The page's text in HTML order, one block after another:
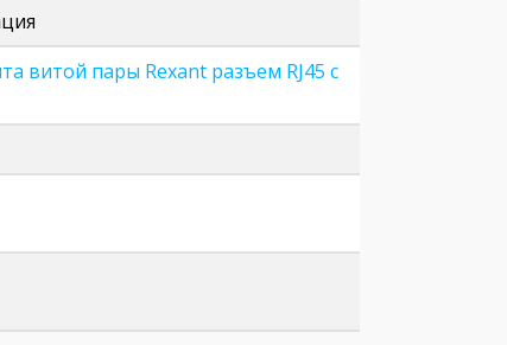
витой пары Rexant разъем RJ45 с